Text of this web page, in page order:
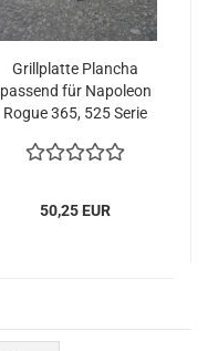
Grillplatte Plancha
passend für Napoleon
Rogue 365, 525 Serie
50,25 EUR